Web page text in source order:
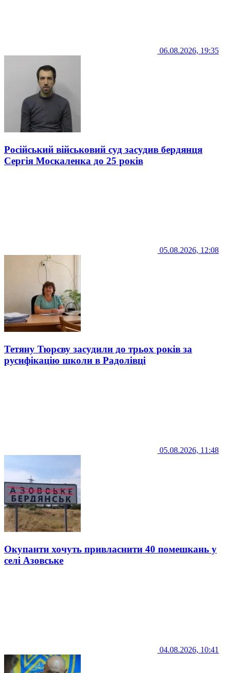
06.08.2026, 19:35
Російський військовий суд засудив бердянця
Сергія Москаленка до 25 років
05.08.2026, 12:08
Тетяну Тюрєву засудили до трьох років за
русифікацію школи в Радолівці
05.08.2026, 11:48
Окупанти хочуть привласнити 40 помешкань у
селі Азовське
04.08.2026, 10:41